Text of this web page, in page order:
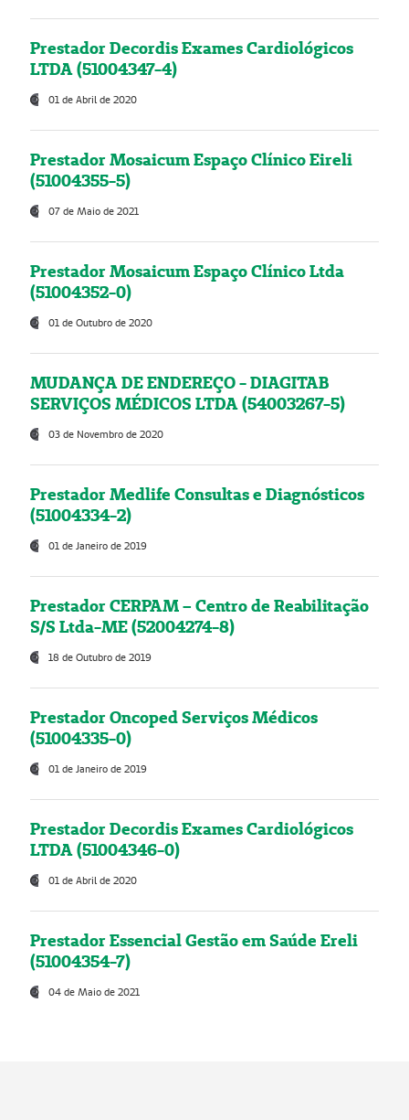
Prestador Decordis Exames Cardiológicos
LTDA (51004347-4)
01 de Abril de 2020
Prestador Mosaicum Espaço Clínico Eireli
(51004355-5)
07 de Maio de 2021
Prestador Mosaicum Espaço Clínico Ltda
(51004352-0)
01 de Outubro de 2020
MUDANÇA DE ENDEREÇO - DIAGITAB
SERVIÇOS MÉDICOS LTDA (54003267-5)
03 de Novembro de 2020
Prestador Medlife Consultas e Diagnósticos
(51004334-2)
01 de Janeiro de 2019
Prestador CERPAM – Centro de Reabilitação
S/S Ltda-ME (52004274-8)
18 de Outubro de 2019
Prestador Oncoped Serviços Médicos
(51004335-0)
01 de Janeiro de 2019
Prestador Decordis Exames Cardiológicos
LTDA (51004346-0)
01 de Abril de 2020
Prestador Essencial Gestão em Saúde Ereli
(51004354-7)
04 de Maio de 2021